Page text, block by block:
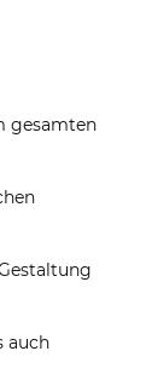
gesamten
auch